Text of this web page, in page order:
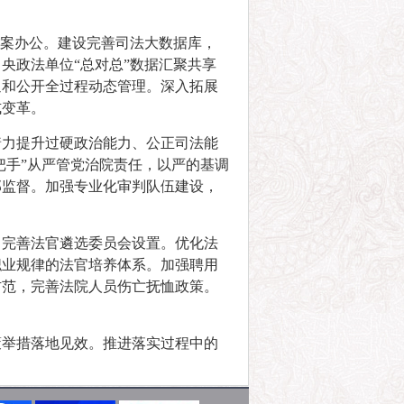
办公。建设完善司法大数据库，
政法单位“总对总”数据汇聚共享
公开全过程动态管理。深入拓展
革。
提升过硬政治能力、公正司法能
”从严管党治院责任，以严的基调
督。加强专业化审判队伍建设，
善法官遴选委员会设置。优化法
规律的法官培养体系。加强聘用
，完善法院人员伤亡抚恤政策。
措落地见效。推进落实过程中的